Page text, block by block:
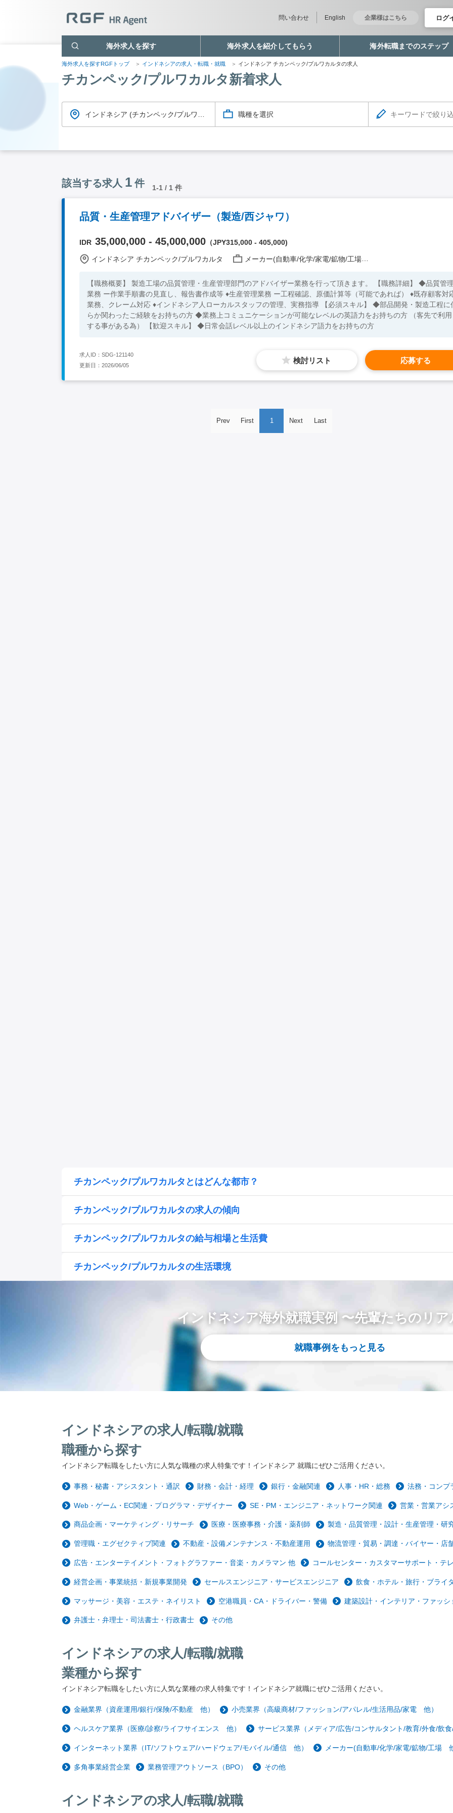
問い合わせ English 企業様はこちら ログ
海外求人を探す 海外求人を紹介してもらう 海外転職までのステップ
海外求人を探すRGFトップ インドネシアの求人・転職・就職 インドネシア チカンペック/プルワカルタの求人
チカンペック/プルワカルタ新着求人
インドネシア (チカンペック/プルワカルタ) 職種を選択
該当する求人 1 件 1-1 / 1 件
品質・生産管理アドバイザー（製造/西ジャワ）
IDR 35,000,000 - 45,000,000 （JPY315,000 - 405,000)
インドネシア チカンペック/プルワカルタ メーカー(自動車/化学/家電/鉱物/工場 他)
【職務概要】 製造工場の品質管理・生産管理部門のアドバイザー業務を行って頂きます。 【職務詳細】 ◆品質管
業務 ー作業手順書の見直し、報告書作成等 ♦生産管理業務 ー工程確認、原価計算等（可能であれば） ♦既存顧客対
業務、クレーム対応 ♦インドネシア人ローカルスタッフの管理、実務指導 【必須スキル】 ◆部品開発・製造工程に何
らか関わったご経験をお持ちの方 ◆業務上コミュニケーションが可能なレベルの英語力をお持ちの方 （客先で利用
する事がある為） 【歓迎スキル】 ◆日常会話レベル以上のインドネシア語力をお持ちの方
検討リスト 応募する
求人ID：SDG-121140
更新日：2026/06/05
Prev First 1 Next Last
チカンペック/プルワカルタとはどんな都市？
チカンペック/プルワカルタの求人の傾向
チカンペック/プルワカルタの給与相場と生活費
チカンペック/プルワカルタの生活環境
インドネシア海外就職実例 〜先輩たちのリア
就職事例をもっと見る
インドネシアの求人/転職/就職
職種から探す
インドネシア転職をしたい方に人気な職種の求人特集です！インドネシア 就職にぜひご活用ください。
事務・秘書・アシスタント・通訳 財務・会計・経理 銀行・金融関連 人事・HR・総務 法務・コンプ
Web・ゲーム・EC関連・プログラマ・デザイナー SE・PM・エンジニア・ネットワーク関連 営業・営業アシ
商品企画・マーケティング・リサーチ 医療・医療事務・介護・薬剤師 製造・品質管理・設計・生産管理・研
管理職・エグゼクティブ関連 不動産・設備メンテナンス・不動産運用 物流管理・貿易・調達・バイヤー・店
広告・エンターテイメント・フォトグラファー・音楽・カメラマン 他 コールセンター・カスタマーサポート・テ
経営企画・事業統括・新規事業開発 セールスエンジニア・サービスエンジニア 飲食・ホテル・旅行・ブライ
マッサージ・美容・エステ・ネイリスト 空港職員・CA・ドライバー・警備 建築設計・インテリア・ファッシ
弁護士・弁理士・司法書士・行政書士 その他
インドネシアの求人/転職/就職
業種から探す
インドネシア転職をしたい方に人気な業種の求人特集です！インドネシア就職にぜひご活用ください。
金融業界（資産運用/銀行/保険/不動産 他） 小売業界（高級商材/ファッション/アパレル/生活用品/家電 他）
ヘルスケア業界（医療/診察/ライフサイエンス 他） サービス業界（メディア/広告/コンサルタント/教育/外食/飲
インターネット業界（IT/ソフトウェア/ハードウェア/モバイル/通信 他） メーカー(自動車/化学/家電/鉱物/工場
多角事業経営企業 業務管理アウトソース（BPO） その他
インドネシアの求人/転職/就職